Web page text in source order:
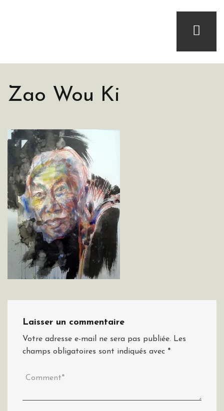
Zao Wou Ki
Laisser un commentaire
Votre adresse e-mail ne sera pas publiée. Les
champs obligatoires sont indiqués avec *